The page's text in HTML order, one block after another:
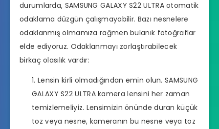
durumlarda, SAMSUNG GALAXY S22 ULTRA otomatik
odaklama düzgün çalışmayabilir. Bazı nesnelere
odaklanmış olmamıza rağmen bulanık fotoğraflar
elde ediyoruz. Odaklanmayı zorlaştırabilecek
birkaç olasılık vardır:
Lensin kirli olmadığından emin olun. SAMSUNG
GALAXY S22 ULTRA kamera lensini her zaman
temizlemeliyiz. Lensimizin önünde duran küçük
toz veya nesne, kameranın bu nesne veya toz